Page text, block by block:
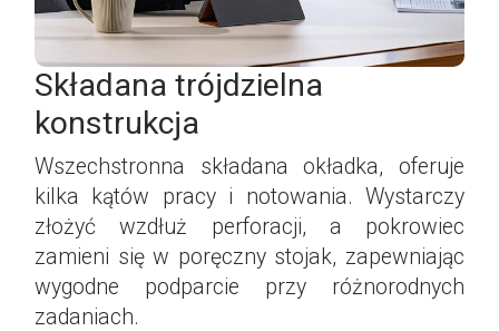
Składana trójdzielna
konstrukcja
Wszechstronna składana okładka, oferuje
kilka kątów pracy i notowania. Wystarczy
złożyć wzdłuż perforacji, a pokrowiec
zamieni się w poręczny stojak, zapewniając
wygodne podparcie przy różnorodnych
zadaniach.